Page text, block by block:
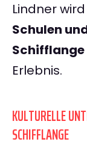
Lindner
Schulen
Schifflange
Erlebnis.
KULTURELLE
SCHIFFLANGE